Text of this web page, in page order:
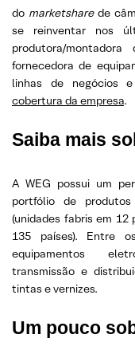
do marketsharede
se reinventar nos
produtora/
fornecedora de
linhas de negócios
cobertura da empresa.
Saiba mais
A WEG possui um
portfólio de
(unidades fabris em
135 países). Entre
equipamentos
transmissão e
tintas e vernizes.
Um pouco